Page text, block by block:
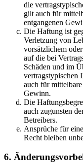
die
gilt auch für
entgangenen
Die Haftung ist
Verletzung von
vorsätzlichem
auf die bei
Schäden und im
vertragstypischen
auch für
Gewinn.
Die
auch zugunsten
Betreibers.
Ansprüche für
Recht bleiben
6.